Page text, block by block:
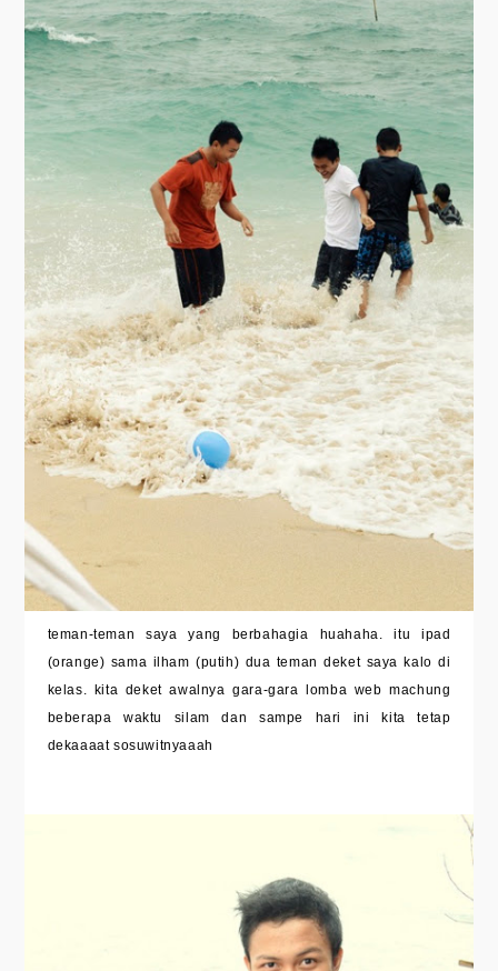
teman-teman saya yang berbahagia huahaha. itu ipad
(orange) sama ilham (putih) dua teman deket saya kalo di
kelas. kita deket awalnya gara-gara lomba web machung
beberapa waktu silam dan sampe hari ini kita tetap
dekaaaat sosuwitnyaaah